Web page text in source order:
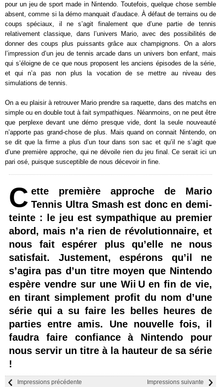
pour un jeu de sport made in Nintendo. Toutefois, quelque chose semble
absent, comme si la démo manquait d’audace. À défaut de terrains ou de
coups spéciaux, il ne s’agit finalement que d’une partie de tennis
relativement classique, dans l’univers Mario, avec des possibilités de
donner des coups plus puissants grâce aux champignons. On a alors
l’impression d’un jeu de tennis arcade dans un univers bon enfant, mais
qui s’éloigne de ce que nous proposent les anciens épisodes de la série,
et qui n’a pas non plus la vocation de se mettre au niveau des
simulations de tennis.
On a eu plaisir à retrouver Mario prendre sa raquette, dans des matchs en
simple ou en double tout à fait sympathiques. Néanmoins, on ne peut être
que perplexe devant une démo presque vide, dont la seule nouveauté
n’apporte pas grand-chose de plus. Mais quand on connait Nintendo, on
se dit que la firme a plus d’un tour dans son sac et qu’il ne s’agit que
d’une première approche, qui ne dévoile rien du jeu final. Ce serait ici un
pari osé, puisque susceptible de nous décevoir in fine.
C ette première approche de Mario
Tennis Ultra Smash est donc en demi-
teinte : le jeu est sympathique au premier
abord, mais n’a rien de révolutionnaire, et
nous fait espérer plus qu’elle ne nous
satisfait. Justement, espérons qu’il ne
s’agira pas d’un titre moyen que Nintendo
espère vendre sur une Wii U en fin de vie,
en tirant simplement profit du nom d’une
série qui a su faire les belles heures de
parties entre amis. Une nouvelle fois, il
faudra faire confiance à Nintendo pour
nous servir un titre à la hauteur de sa série
!
Impressions suivante
Impressions précédente